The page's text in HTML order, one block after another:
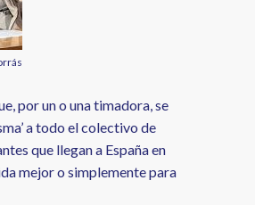
por un o una timadora, se
a todo el colectivo de
que llegan a España en
mejor o simplemente para